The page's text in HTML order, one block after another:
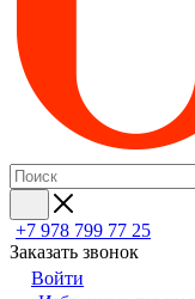
+7 978 799 77 25
Заказать звонок
Войти